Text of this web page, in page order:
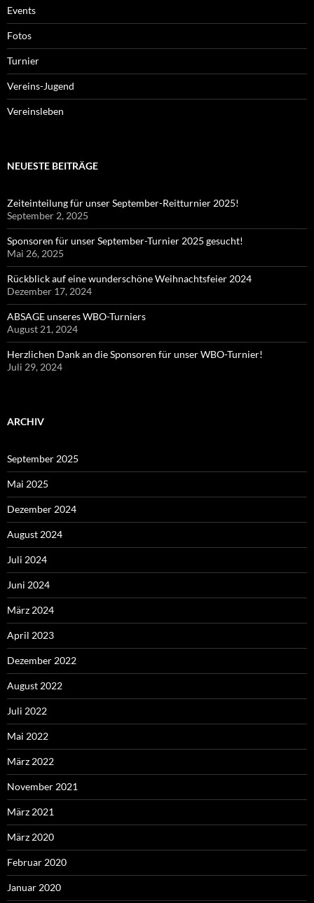
Events
Fotos
Turnier
Vereins-Jugend
Vereinsleben
NEUESTE BEITRÄGE
Zeiteinteilung für unser September-Reitturnier 2025!
September 2, 2025
Sponsoren für unser September-Turnier 2025 gesucht!
Mai 26, 2025
Rückblick auf eine wunderschöne Weihnachtsfeier 2024
Dezember 17, 2024
ABSAGE unseres WBO-Turniers
August 21, 2024
Herzlichen Dank an die Sponsoren für unser WBO-Turnier!
Juli 29, 2024
ARCHIV
September 2025
Mai 2025
Dezember 2024
August 2024
Juli 2024
Juni 2024
März 2024
April 2023
Dezember 2022
August 2022
Juli 2022
Mai 2022
März 2022
November 2021
März 2021
März 2020
Februar 2020
Januar 2020